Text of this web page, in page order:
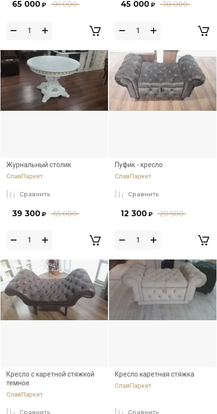
91 000
65 000 ₽ 78 000
45 000 ₽
Журнальный столик
СлавПаркет
65 000
39 300 ₽
Сравнить
Пуфик - кресло
СлавПаркет
20 500
12 300 ₽
Сравнить
Кресло с каретной стяжкой
темное
СлавПаркет
Сравнить
Кресло каретная стяжка
СлавПаркет
Сравнить